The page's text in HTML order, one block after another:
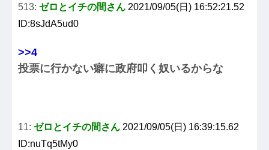
513: ゼロとイチの間さん 2021/09/05(日) 16:52:21.52
ID:8sJdA5ud0
>>4
投票に行かない癖に政府叩く奴いるからな
11: ゼロとイチの間さん 2021/09/05(日) 16:39:15.62
ID:nuTq5tMy0